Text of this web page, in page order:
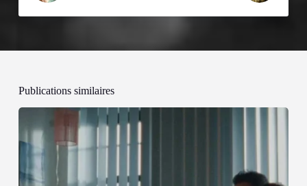
Publications similaires